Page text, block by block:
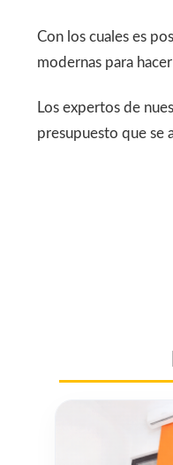
Con los cuales es
modernas para
Los expertos de
presupuesto que se